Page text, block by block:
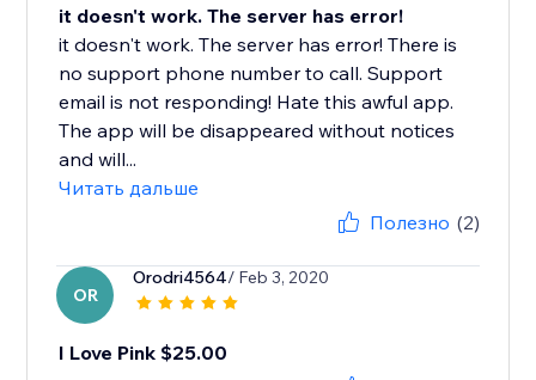
it doesn't work. The server has error!
it doesn't work. The server has error! There is
no support phone number to call. Support
email is not responding! Hate this awful app.
The app will be disappeared without notices
and will...
Читать дальше
Полезно (2)
OR
Orodri4564/ Feb 3, 2020
I Love Pink $25.00